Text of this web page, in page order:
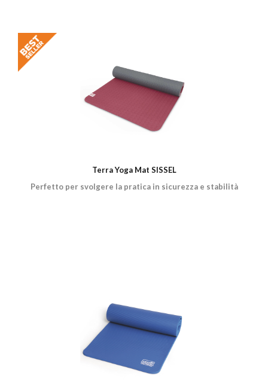
Terra Yoga Mat SISSEL
Perfetto per svolgere la pratica in sicurezza e stabilità